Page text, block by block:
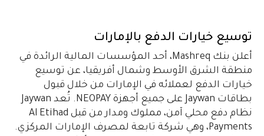
توسيع خيارات الدفع بالإمارات
أعلن بنك Mashreq، أحد المؤسسات المالية الرائدة في
منطقة الشرق الأوسط وشمال أفريقيا، عن توسيع
خيارات الدفع لعملائه في الإمارات من خلال قبول
بطاقات Jaywan على جميع أجهزة NEOPAY. تُعد Jaywan
نظام دفع محلي آمن، مملوك ومدار من قبل Al Etihad
Payments، وهي شركة تابعة لمصرف الإمارات المركزي.